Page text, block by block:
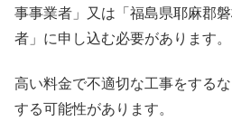
事事業者」又は「福島県耶麻郡
者」に申し込む必要があります。
高い料金で不適切な工事をする
する可能性があります。